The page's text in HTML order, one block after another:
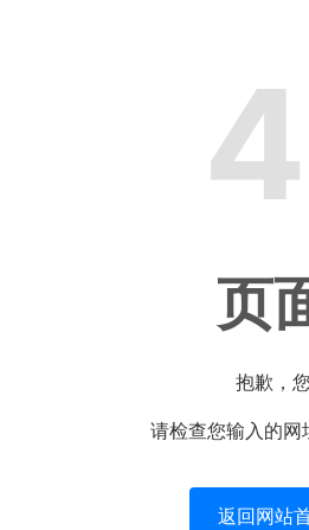
页
抱歉，
请检查您输入的
返回网站